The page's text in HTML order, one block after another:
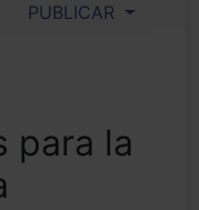
PUBLICAR
para la